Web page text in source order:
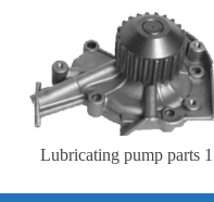
Lubricating pump parts 1